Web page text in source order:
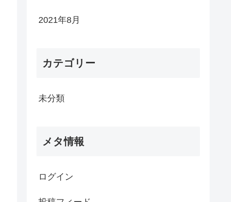
2021年8月
カテゴリー
未分類
メタ情報
ログイン